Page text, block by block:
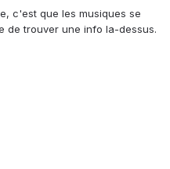
c'est que les musiques se
de trouver une info la-dessus.